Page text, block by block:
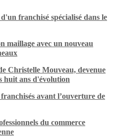
franchisé spécialisé dans le
maillage avec un nouveau
Christelle Mouveau, devenue
huit ans d'évolution
avant l’ouverture de
du commerce